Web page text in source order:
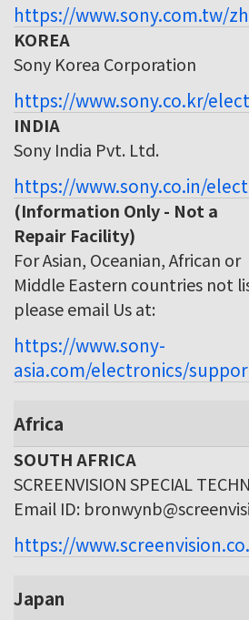
https://www.sony.com.tw/
KOREA
Sony Korea Corporation
https://www.sony.co.kr/
INDIA
Sony India Pvt. Ltd.
https://www.sony.co.in/
(Information Only - Not a
Repair Facility)
For Asian, Oceanian, African or
Middle Eastern countries not
please email Us at:
https://www.sony-
asia.com/electronics/
Africa
SOUTH AFRICA
SCREENVISION SPECIAL
Email ID:
https://
Japan